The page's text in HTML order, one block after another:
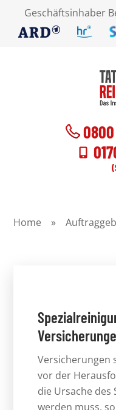
Geschäftsinhaber
Home »
Versicherungen
vor der
die Ursache des
werden muss,